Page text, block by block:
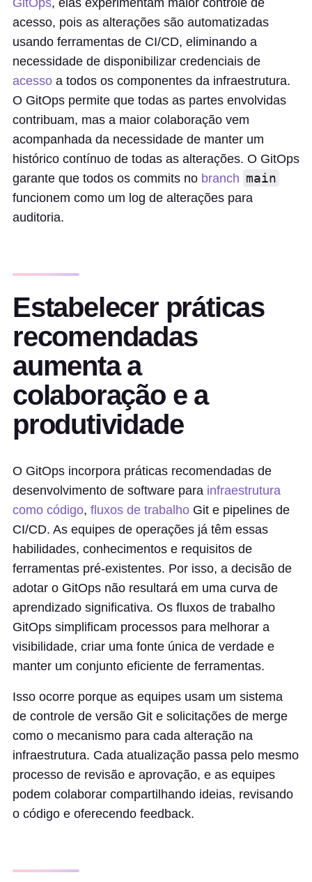
GitOps, elas experimentam maior controle de
acesso, pois as alterações são automatizadas
usando ferramentas de CI/CD, eliminando a
necessidade de disponibilizar credenciais de
acesso a todos os componentes da infraestrutura.
O GitOps permite que todas as partes envolvidas
contribuam, mas a maior colaboração vem
acompanhada da necessidade de manter um
histórico contínuo de todas as alterações. O GitOps
garante que todos os commits no branch main
funcionem como um log de alterações para
auditoria.
Estabelecer práticas
recomendadas
aumenta a
colaboração e a
produtividade
O GitOps incorpora práticas recomendadas de
desenvolvimento de software para infraestrutura
como código, fluxos de trabalho Git e pipelines de
CI/CD. As equipes de operações já têm essas
habilidades, conhecimentos e requisitos de
ferramentas pré-existentes. Por isso, a decisão de
adotar o GitOps não resultará em uma curva de
aprendizado significativa. Os fluxos de trabalho
GitOps simplificam processos para melhorar a
visibilidade, criar uma fonte única de verdade e
manter um conjunto eficiente de ferramentas.
Isso ocorre porque as equipes usam um sistema
de controle de versão Git e solicitações de merge
como o mecanismo para cada alteração na
infraestrutura. Cada atualização passa pelo mesmo
processo de revisão e aprovação, e as equipes
podem colaborar compartilhando ideias, revisando
o código e oferecendo feedback.